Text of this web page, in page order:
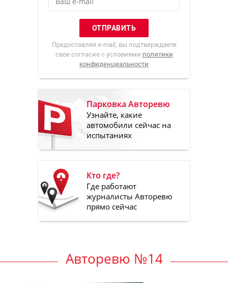
Предоставляя e-mail, вы подтверждаете
свое согласие с условиями политики
конфиденциальности
Парковка Авторевю
Узнайте, какие
автомобили сейчас на
испытаниях
Кто где?
Где работают
журналисты Авторевю
прямо сейчас
Авторевю №14